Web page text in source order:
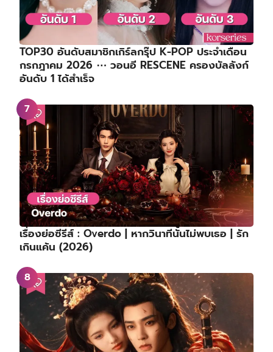
TOP30 อันดับสมาชิกเกิร์ลกรุ๊ป K-POP ประจำเดือน
กรกฎาคม 2026 ⋯ วอนอี RESCENE ครองบัลลังก์
อันดับ 1 ได้สำเร็จ
เรื่องย่อซีรีส์ : Overdo | หากวินาทีนั้นไม่พบเธอ | รัก
เกินแค้น (2026)